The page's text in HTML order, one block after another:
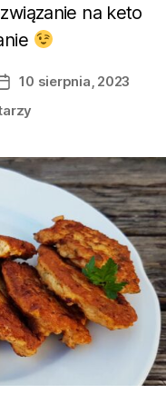
na keto
10 sierpnia, 2023